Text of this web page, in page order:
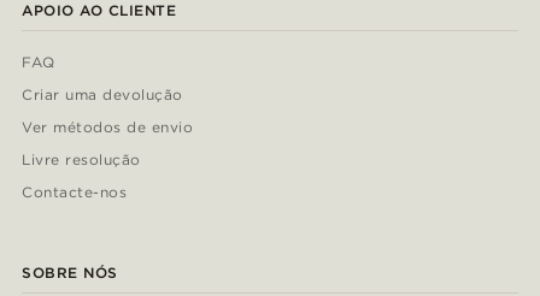
APOIO AO CLIENTE
FAQ
Criar uma devolução
Ver métodos de envio
Livre resolução
Contacte-nos
SOBRE NÓS